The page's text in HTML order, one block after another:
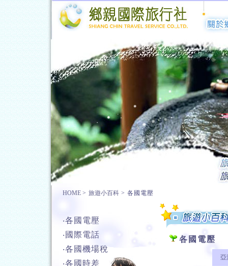
HOME > 旅遊小百科 > 各國電壓
‧各國電壓
‧國際電話
‧各國機場稅
‧各國時差
各國電壓
亞